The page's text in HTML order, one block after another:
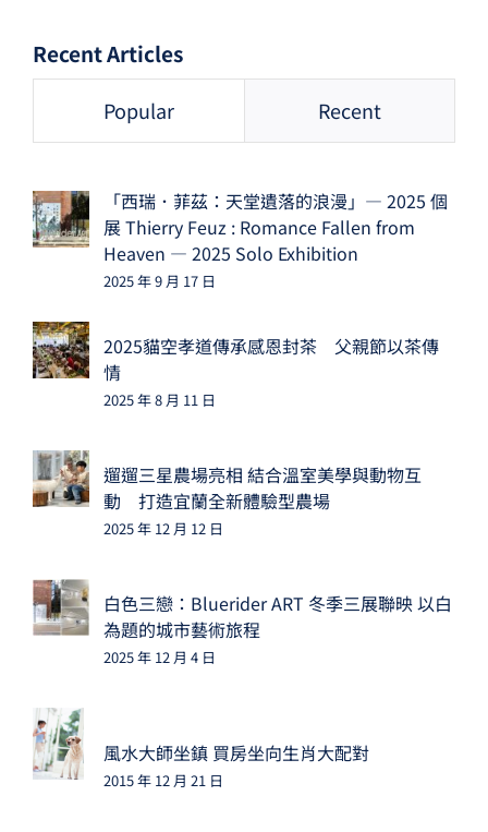
Recent Articles
Popular Recent
「西瑞．菲茲：天堂遺落的浪漫」— 2025 個
展 Thierry Feuz : Romance Fallen from
Heaven — 2025 Solo Exhibition
2025 年 9 月 17 日
2025貓空孝道傳承感恩封茶 父親節以茶傳
情
2025 年 8 月 11 日
遛遛三星農場亮相 結合溫室美學與動物互
動 打造宜蘭全新體驗型農場
2025 年 12 月 12 日
白色三戀：Bluerider ART 冬季三展聯映 以白
為題的城市藝術旅程
2025 年 12 月 4 日
風水大師坐鎮 買房坐向生肖大配對
2015 年 12 月 21 日